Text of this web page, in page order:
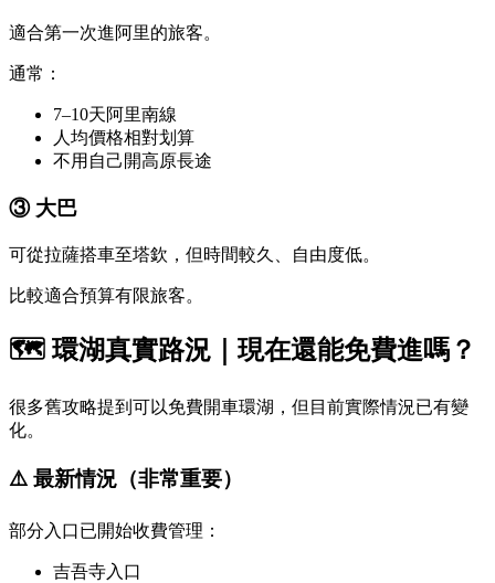
適合第一次進阿里的旅客。
通常：
7–10天阿里南線
人均價格相對划算
不用自己開高原長途
③ 大巴
可從拉薩搭車至塔欽，但時間較久、自由度低。
比較適合預算有限旅客。
🗺️ 環湖真實路況｜現在還能免費進嗎？
很多舊攻略提到可以免費開車環湖，但目前實際情況已有變
化。
⚠️ 最新情況（非常重要）
部分入口已開始收費管理：
吉吾寺入口